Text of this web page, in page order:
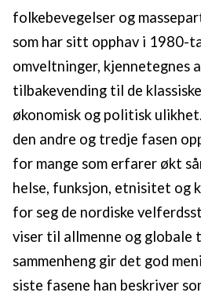
folkebevegelser og
som har sitt opphav i 1980-
omveltninger, kjennetegnes
tilbakevending til de
økonomisk og politisk
den andre og tredje fasen
for mange som erfarer økt
helse, funksjon, etnisitet og
for seg de nordiske
viser til allmenne og globale
sammenheng gir det god
siste fasene han beskriver